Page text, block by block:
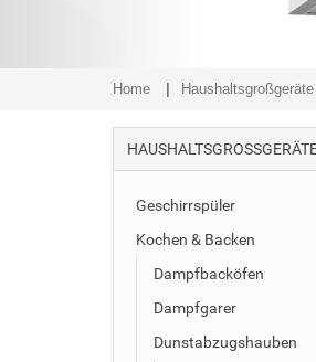
Home Haushaltsgroßgeräte
HAUSHALTSGROSSGERÄTE
Geschirrspüler
Kochen & Backen
Dampfbacköfen
Dampfgarer
Dunstabzugshauben